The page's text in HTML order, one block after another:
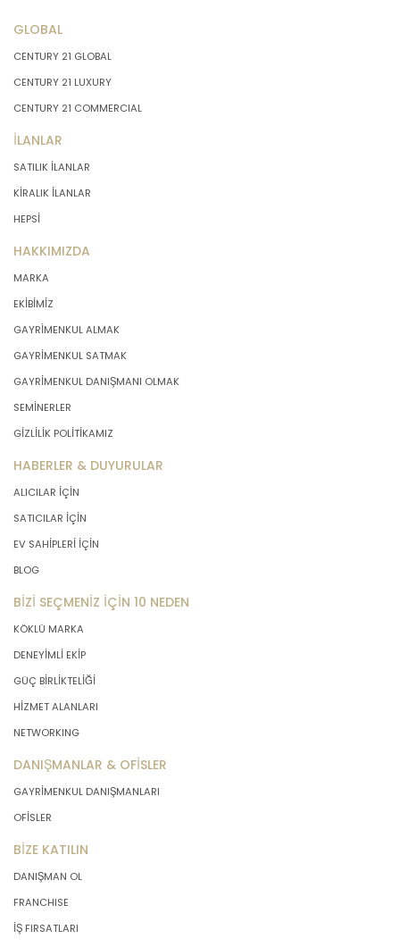
GLOBAL
CENTURY 21 GLOBAL
CENTURY 21 LUXURY
CENTURY 21 COMMERCIAL
İLANLAR
SATILIK İLANLAR
KİRALIK İLANLAR
HEPSİ
HAKKIMIZDA
MARKA
EKİBİMİZ
GAYRİMENKUL ALMAK
GAYRİMENKUL SATMAK
GAYRİMENKUL DANIŞMANI OLMAK
SEMİNERLER
GİZLİLİK POLİTİKAMIZ
HABERLER & DUYURULAR
ALICILAR İÇİN
SATICILAR İÇİN
EV SAHİPLERİ İÇİN
BLOG
BİZİ SEÇMENİZ İÇİN 10 NEDEN
KÖKLÜ MARKA
DENEYİMLİ EKİP
GÜÇ BİRLİKTELİĞİ
HİZMET ALANLARI
NETWORKING
DANIŞMANLAR & OFİSLER
GAYRİMENKUL DANIŞMANLARI
OFİSLER
BİZE KATILIN
DANIŞMAN OL
FRANCHISE
İŞ FIRSATLARI